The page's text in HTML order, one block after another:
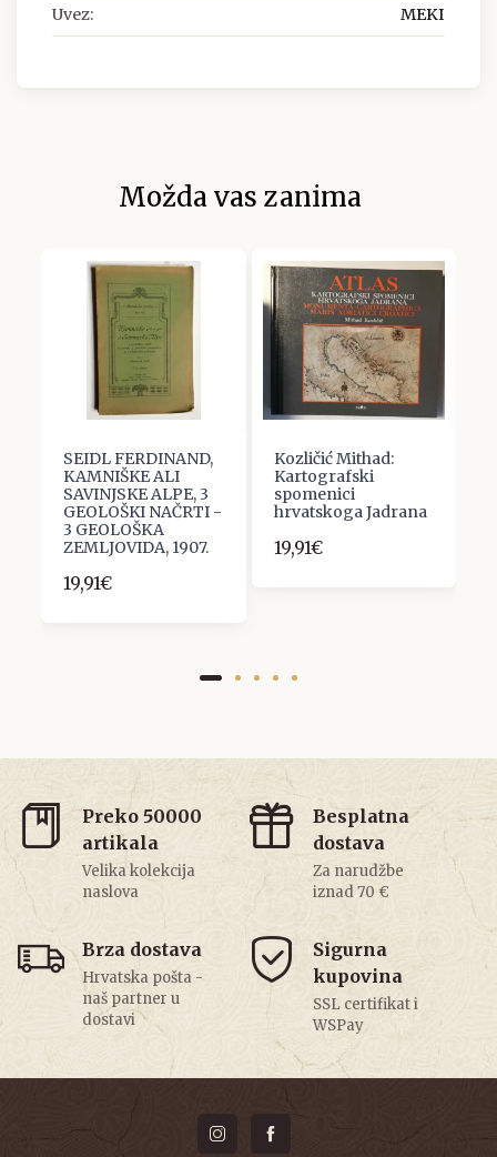
Uvez: MEKI
Možda vas zanima
SEIDL FERDINAND,
KAMNIŠKE ALI
SAVINJSKE ALPE, 3
GEOLOŠKI NAČRTI -
3 GEOLOŠKA
ZEMLJOVIDA, 1907.
19,91€
Kozličić Mithad:
Kartografski
spomenici
hrvatskoga Jadrana
19,91€
Preko 50000
artikala
Velika kolekcija
naslova
Besplatna
dostava
Za narudžbe
iznad 70 €
Brza dostava
Hrvatska pošta -
naš partner u
dostavi
Sigurna
kupovina
SSL certifikat i
WSPay